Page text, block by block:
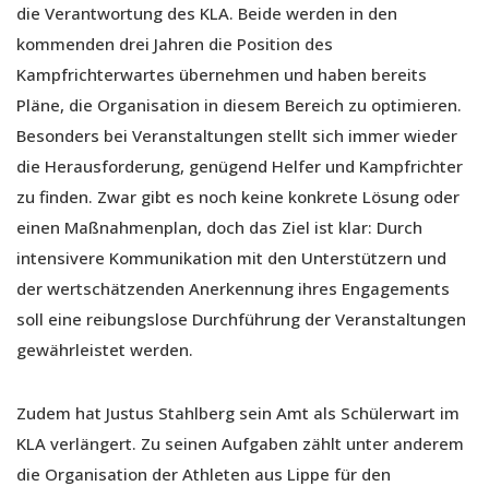
die Verantwortung des KLA. Beide werden in den
kommenden drei Jahren die Position des
Kampfrichterwartes übernehmen und haben bereits
Pläne, die Organisation in diesem Bereich zu optimieren.
Besonders bei Veranstaltungen stellt sich immer wieder
die Herausforderung, genügend Helfer und Kampfrichter
zu finden. Zwar gibt es noch keine konkrete Lösung oder
einen Maßnahmenplan, doch das Ziel ist klar: Durch
intensivere Kommunikation mit den Unterstützern und
der wertschätzenden Anerkennung ihres Engagements
soll eine reibungslose Durchführung der Veranstaltungen
gewährleistet werden.
Zudem hat Justus Stahlberg sein Amt als Schülerwart im
KLA verlängert. Zu seinen Aufgaben zählt unter anderem
die Organisation der Athleten aus Lippe für den